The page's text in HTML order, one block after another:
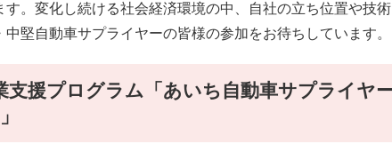
す。変化し続ける社会経済環境の中、自社の立ち位置や技
中堅自動車サプライヤーの皆様の参加をお待ちしています。
援プログラム「あいち自動車サプライヤ